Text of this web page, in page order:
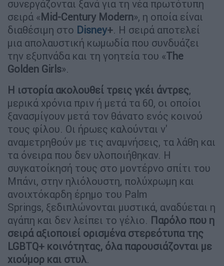
συνεργάζονται ξανά για τη νέα πρωτότυπη
σειρά «Mid-Century Modern», η οποία είναι
διαθέσιμη στο Disney+. Η σειρά αποτελεί
μια απολαυστική κωμωδία που συνδυάζει
την εξυπνάδα και τη γοητεία του «The
Golden Girls».
Η ιστορία ακολουθεί τρεις γκέι άντρες,
μερικά χρόνια πριν ή μετά τα 60, οι οποίοι
ξανασμίγουν μετά τον θάνατο ενός κοινού
τους φίλου. Οι ήρωες καλούνται ν'
αναμετρηθούν με τις αναμνήσεις, τα λάθη και
τα όνειρα που δεν υλοποιήθηκαν. Η
συγκατοίκησή τους στο μοντέρνο σπίτι του
Μπάνι, στην ηλιόλουστη, πολύχρωμη και
ανοιχτόκαρδη έρημο του Palm
Springs, ξεδιπλώνονται μυστικά, αναδύεται η
αγάπη και δεν λείπει το γέλιο. Παρόλο που η
σειρά αξιοποιεί ορισμένα στερεότυπα της
LGBTQ+ κοινότητας, όλα παρουσιάζονται με
χιούμορ και στυλ.